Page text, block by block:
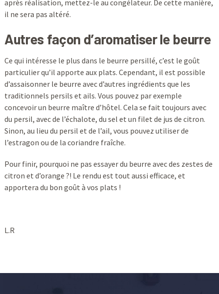
après réalisation, mettez-le au congélateur. De cette manière,
il ne sera pas altéré.
Autres façon d’aromatiser le beurre
Ce qui intéresse le plus dans le beurre persillé, c’est le goût
particulier qu’il apporte aux plats. Cependant, il est possible
d’assaisonner le beurre avec d’autres ingrédients que les
traditionnels persils et ails. Vous pouvez par exemple
concevoir un beurre maître d’hôtel. Cela se fait toujours avec
du persil, avec de l’échalote, du sel et un filet de jus de citron.
Sinon, au lieu du persil et de l’ail, vous pouvez utiliser de
l’estragon ou de la coriandre fraîche.
Pour finir, pourquoi ne pas essayer du beurre avec des zestes de
citron et d’orange ?! Le rendu est tout aussi efficace, et
apportera du bon goût à vos plats !
L.R